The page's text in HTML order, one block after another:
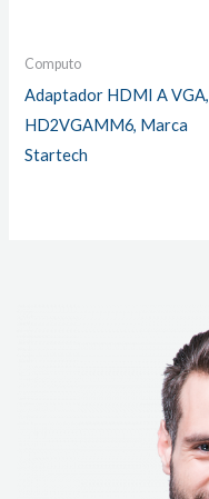
Computo
Adaptador HDMI A VGA,
HD2VGAMM6, Marca
Startech